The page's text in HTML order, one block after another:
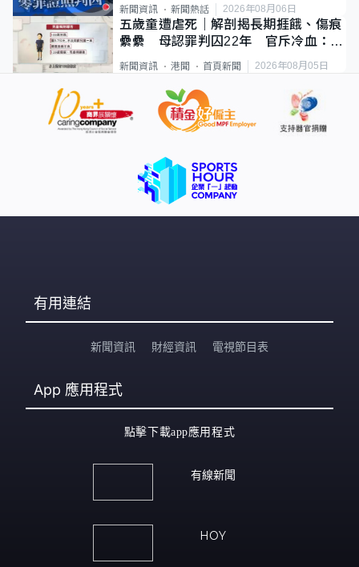
新聞資訊 新聞熱話 2026年08月06日
五歲童遭虐死｜解剖揭長期捱餓、傷痕
纍纍 母認罪判囚22年 官斥冷血：同
類案最惡劣
新聞資訊 港聞 首頁新聞 2026年08月05日
有用連結
新聞資訊 財經資訊 電視節目表
App 應用程式
點擊下載app應用程式
有線新聞
HOY